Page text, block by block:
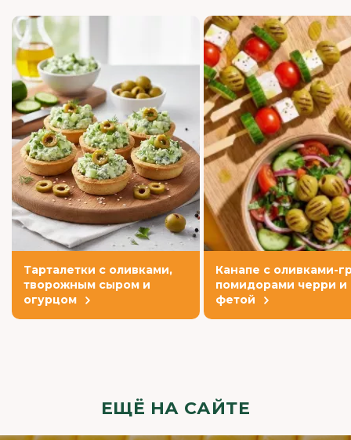
Тарталетки с оливками,
творожным сыром и
огурцом
Канапе с оливками-
помидорами черри и
фетой
ЕЩЁ НА САЙТЕ